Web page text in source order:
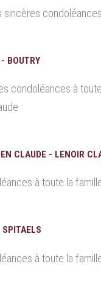
sincères
BOUTRY
condoléances à
CLAUDE - LENOIR
à toute la
SPITAELS
à toute la